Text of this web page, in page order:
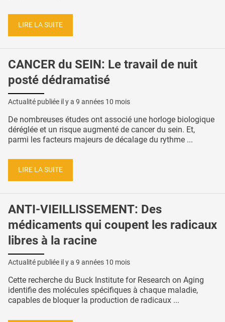
LIRE LA SUITE
CANCER du SEIN: Le travail de nuit
posté dédramatisé
Actualité publiée il y a 9 années 10 mois
De nombreuses études ont associé une horloge biologique
déréglée et un risque augmenté de cancer du sein. Et,
parmi les facteurs majeurs de décalage du rythme ...
LIRE LA SUITE
ANTI-VIEILLISSEMENT: Des
médicaments qui coupent les radicaux
libres à la racine
Actualité publiée il y a 9 années 10 mois
Cette recherche du Buck Institute for Research on Aging
identifie des molécules spécifiques à chaque maladie,
capables de bloquer la production de radicaux ...